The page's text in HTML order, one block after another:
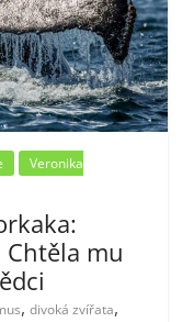
Veronika
Chtěla mu
,divoká zvířata,